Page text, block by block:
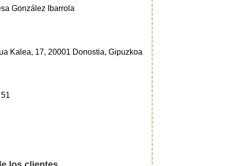
González Ibarrola
Kalea, 17, 20001 Donostia, Gipuzkoa